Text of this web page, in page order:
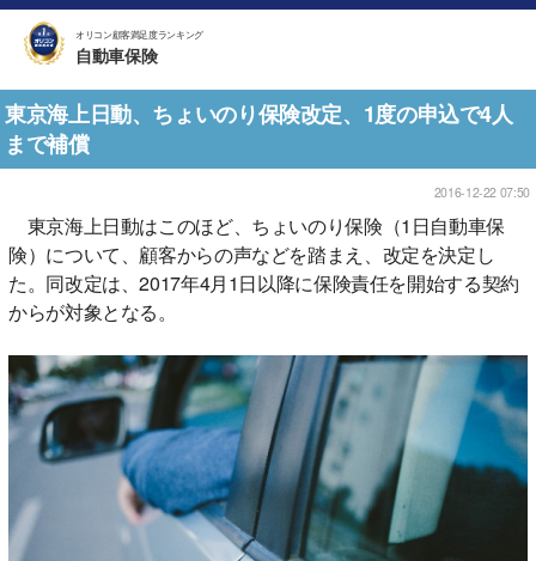
オリコン顧客満足度ランキング
自動車保険
東京海上日動、ちょいのり保険改定、1度の申込で4人
まで補償
2016-12-22 07:50
東京海上日動はこのほど、ちょいのり保険（1日自動車保
険）について、顧客からの声などを踏まえ、改定を決定し
た。同改定は、2017年4月1日以降に保険責任を開始する契約
からが対象となる。